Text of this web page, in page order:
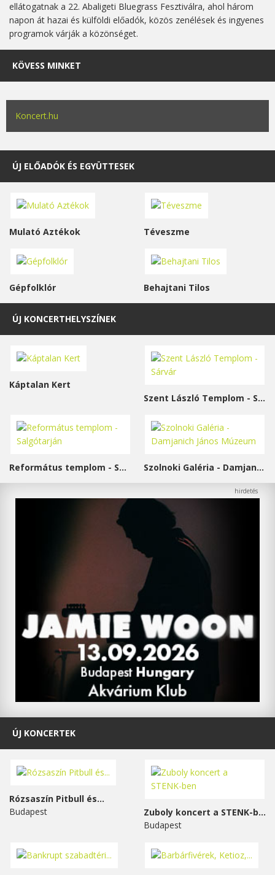
ellátogatnak a 22. Abaligeti Bluegrass Fesztiválra, ahol három
napon át hazai és külföldi előadók, közös zenélések és ingyenes
programok várják a közönséget.
KÖVESS MINKET
Koncert.hu
ÚJ ELŐADÓK ÉS EGYÜTTESEK
Mulató Aztékok Téveszme
Gépfolklór Behajtani Tilos
ÚJ KONCERTHELYSZÍNEK
Káptalan Kert
Szent László Templom - Sárvár
Református templom - Salgótarján Szolnoki Galéria - Damjanich János Múzeum
ÚJ KONCERTEK
Rózsaszín Pitbull és...
Budapest
Zuboly koncert a STENK-ben
Budapest